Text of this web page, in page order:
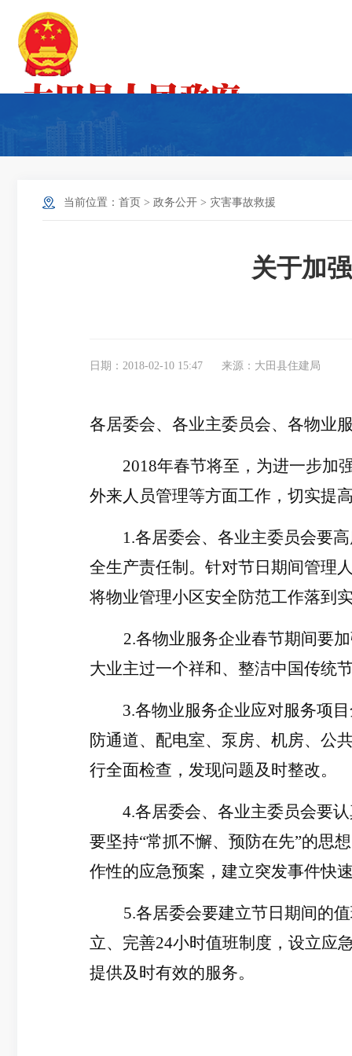
当前位置： 首页 > 政务公开 > 灾害事故救援
关于加
日期：2018-02-10 15:47 来源：大田县住建局
各居委会、各业主委员会、各物业
2018年春节将至，为进一步加
外来人员管理等方面工作，切实提
1.各居委会、各业主委员会要
全生产责任制。针对节日期间管理
将物业管理小区安全防范工作落到实
2.各物业服务企业春节期间要
大业主过一个祥和、整洁中国传统节
3.各物业服务企业应对服务项
防通道、配电室、泵房、机房、公
行全面检查，发现问题及时整改。
4.各居委会、各业主委员会要
要坚持“常抓不懈、预防在先”的思
作性的应急预案，建立突发事件快
5.各居委会要建立节日期间的
立、完善24小时值班制度，设立应
提供及时有效的服务。